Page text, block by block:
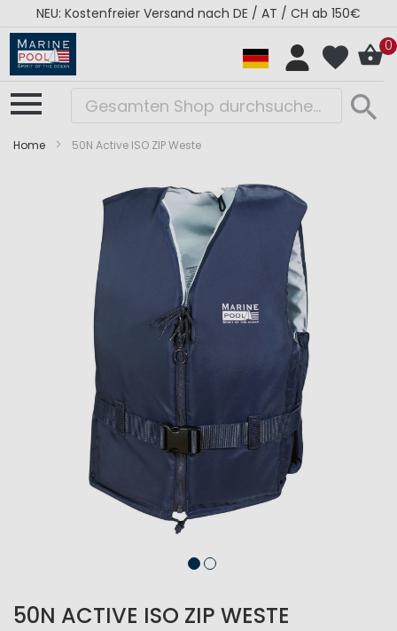
NEU: Kostenfreier Versand nach DE / AT / CH ab 150€
0
Home 50N Active ISO ZIP Weste
Bildergalerie
Bildergalerie
50N ACTIVE ISO ZIP WESTE